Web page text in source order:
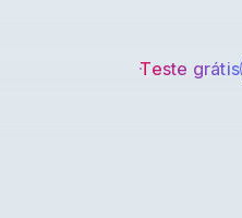
Teste grátis